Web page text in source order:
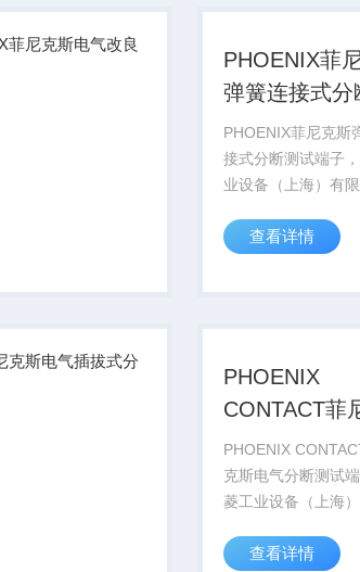
PHOENIX菲
弹簧连接式分
试端子
PHOENIX菲尼克斯
接式分断测试端子
业设备（上海）有限
CONTACT菲尼克斯
号库存现货，价格
查看详情
PHOENIX
CONTACT菲
斯电气分断测
子
PHOENIX
克斯电气分断测试
菱工业设备（上海）
CONTACT菲尼克斯
查看详情